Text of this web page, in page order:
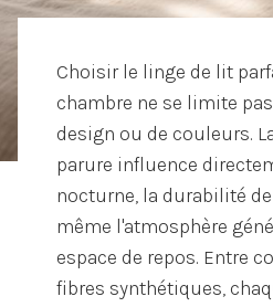
Choisir le linge de lit
chambre ne se limite
design ou de couleurs.
parure influence
nocturne, la durabilité
même l'atmosphère
espace de repos. Entre
fibres synthétiques,